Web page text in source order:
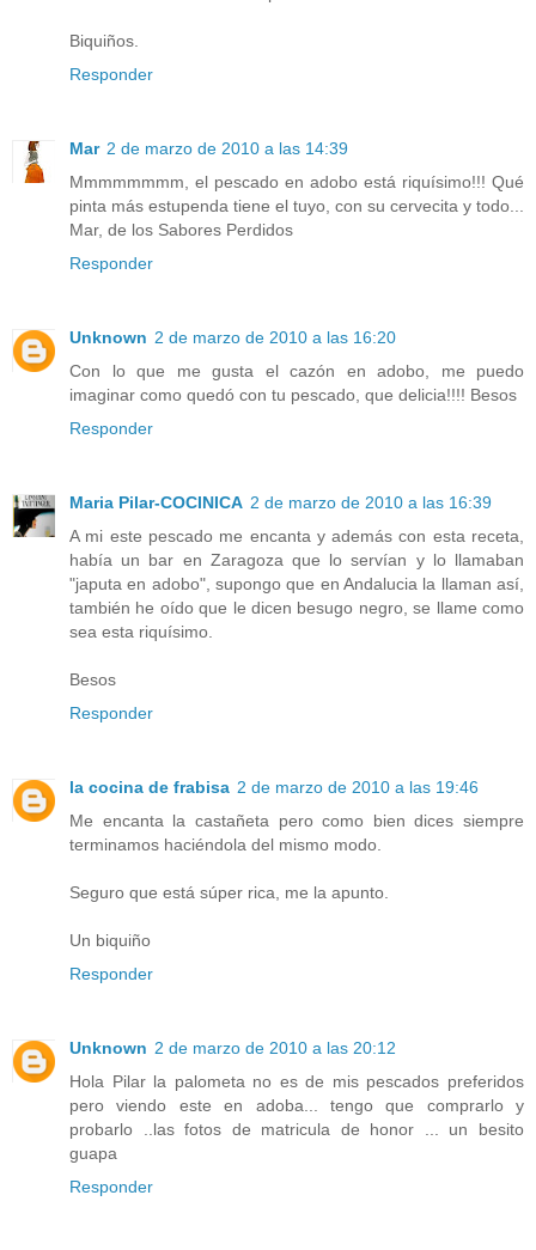
Biquiños.
Responder
Mar 2 de marzo de 2010 a las 14:39
Mmmmmmmm, el pescado en adobo está riquísimo!!! Qué
pinta más estupenda tiene el tuyo, con su cervecita y todo...
Mar, de los Sabores Perdidos
Responder
Unknown 2 de marzo de 2010 a las 16:20
Con lo que me gusta el cazón en adobo, me puedo
imaginar como quedó con tu pescado, que delicia!!!! Besos
Responder
Maria Pilar-COCINICA 2 de marzo de 2010 a las 16:39
A mi este pescado me encanta y además con esta receta,
había un bar en Zaragoza que lo servían y lo llamaban
"japuta en adobo", supongo que en Andalucia la llaman así,
también he oído que le dicen besugo negro, se llame como
sea esta riquísimo.
Besos
Responder
la cocina de frabisa 2 de marzo de 2010 a las 19:46
Me encanta la castañeta pero como bien dices siempre
terminamos haciéndola del mismo modo.
Seguro que está súper rica, me la apunto.
Un biquiño
Responder
Unknown 2 de marzo de 2010 a las 20:12
Hola Pilar la palometa no es de mis pescados preferidos
pero viendo este en adoba... tengo que comprarlo y
probarlo ..las fotos de matricula de honor ... un besito
guapa
Responder